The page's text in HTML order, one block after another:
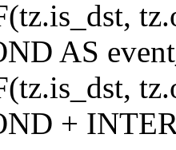
AS
+